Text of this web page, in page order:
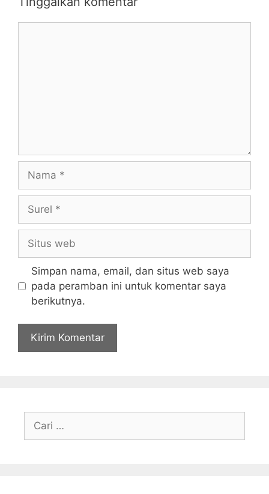
web
Simpan nama, email, dan situs web saya
pada peramban ini untuk komentar saya
berikutnya.
Cari